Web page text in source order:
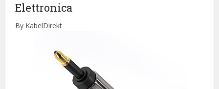
Elettronica
By KabelDirekt